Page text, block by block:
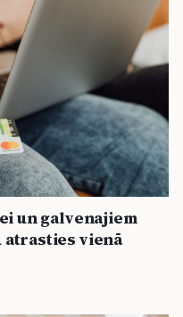
un galvenajiem
vienā